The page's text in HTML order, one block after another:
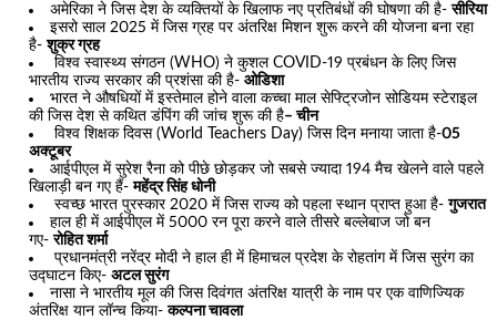
अमेरिका ने जिस देश के व्यक्तियों के खिलाफ नए प्रतिबंधों की घोषणा की है-सीरिया
इसरो साल 2025 में जिस ग्रह पर अंतरिक्ष मिशन शुरू करने की योजना बना रहा
है-शुक्र ग्रह
विश्व स्वास्थ्य संगठन (WHO) ने कुशल COVID-19 प्रबंधन के लिए जिस
भारतीय राज्य सरकार की प्रशंसा की है-ओडिशा
भारत ने औषधियों में इस्तेमाल होने वाला कच्चा माल सेफ्ट्रिजोन सोडियम स्टेराइल
की जिस देश से कथित डंपिंग की जांच शुरू की है– चीन
विश्व शिक्षक दिवस (World Teachers Day) जिस दिन मनाया जाता है-05
अक्टूबर
आईपीएल में सुरेश रैना को पीछे छोड़कर जो सबसे ज्यादा 194 मैच खेलने वाले पहले
खिलाड़ी बन गए हैं-महेंद्र सिंह धोनी
स्वच्छ भारत पुरस्कार 2020 में जिस राज्य को पहला स्थान प्राप्त हुआ है-गुजरात
हाल ही में आईपीएल में 5000 रन पूरा करने वाले तीसरे बल्लेबाज जो बन
गए-रोहित शर्मा
प्रधानमंत्री नरेंद्र मोदी ने हाल ही में हिमाचल प्रदेश के रोहतांग में जिस सुरंग का
उद्घाटन किए-अटल सुरंग
नासा ने भारतीय मूल की जिस दिवंगत अंतरिक्ष यात्री के नाम पर एक वाणिज्यिक
अंतरिक्ष यान लॉन्च किया-कल्पना चावला